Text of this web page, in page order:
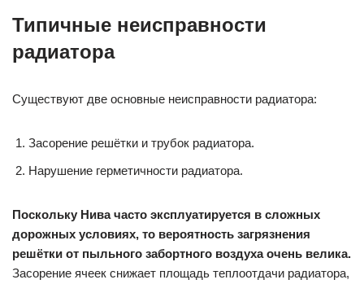
Типичные неисправности
радиатора
Существуют две основные неисправности радиатора:
Засорение решётки и трубок радиатора.
Нарушение герметичности радиатора.
Поскольку Нива часто эксплуатируется в сложных
дорожных условиях, то вероятность загрязнения
решётки от пыльного забортного воздуха очень велика.
Засорение ячеек снижает площадь теплоотдачи радиатора,